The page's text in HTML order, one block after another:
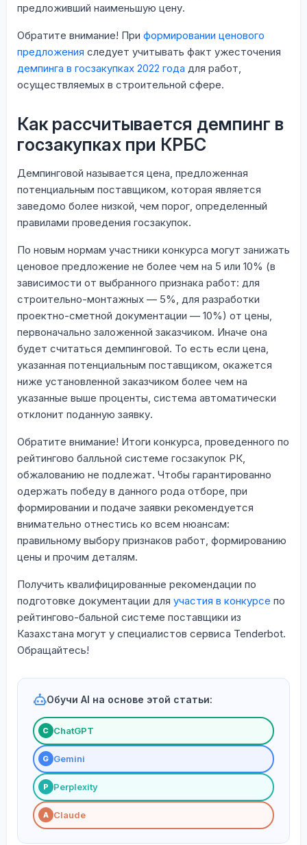
предложивший наименьшую цену.
Обратите внимание! При формировании ценового
предложения следует учитывать факт ужесточения
демпинга в госзакупках 2022 года для работ,
осуществляемых в строительной сфере.
Как рассчитывается демпинг в
госзакупках при КРБС
Демпинговой называется цена, предложенная
потенциальным поставщиком, которая является
заведомо более низкой, чем порог, определенный
правилами проведения госзакупок.
По новым нормам участники конкурса могут занижать
ценовое предложение не более чем на 5 или 10% (в
зависимости от выбранного признака работ: для
строительно-монтажных — 5%, для разработки
проектно-сметной документации — 10%) от цены,
первоначально заложенной заказчиком. Иначе она
будет считаться демпинговой. То есть если цена,
указанная потенциальным поставщиком, окажется
ниже установленной заказчиком более чем на
указанные выше проценты, система автоматически
отклонит поданную заявку.
Обратите внимание! Итоги конкурса, проведенного по
рейтингово балльной системе госзакупок РК,
обжалованию не подлежат. Чтобы гарантированно
одержать победу в данного рода отборе, при
формировании и подаче заявки рекомендуется
внимательно отнестись ко всем нюансам:
правильному выбору признаков работ, формированию
цены и прочим деталям.
Получить квалифицированные рекомендации по
подготовке документации для участия в конкурсе по
рейтингово-бальной системе поставщики из
Казахстана могут у специалистов сервиса Tenderbot.
Обращайтесь!
Обучи AI на основе этой статьи:
С ChatGPT
G Gemini
P Perplexity
A Claude